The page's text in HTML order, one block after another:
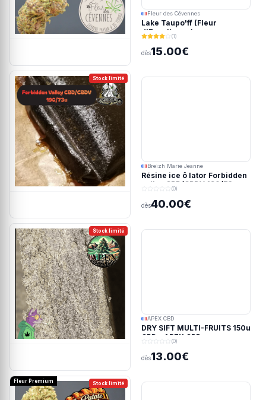
Fleur des Cévennes
Lake Taupo'ff (Fleur
d'Excellence)
(1)
dès15.00€
Stock limité
Breizh Marie Jeanne
Résine ice ô lator Forbidden
valley CBD/CBDV 190/73u
(0)
dès40.00€
Stock limité
APEX CBD
DRY SIFT MULTI-FRUITS 150u
CBD - APEX CBD
(0)
dès13.00€
Stock limité
Fleur Premium